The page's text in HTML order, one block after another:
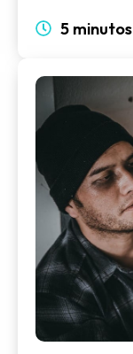
5 minutos